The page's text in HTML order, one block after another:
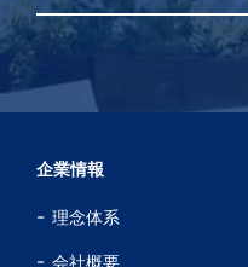
企業情報
理念体系
会社概要